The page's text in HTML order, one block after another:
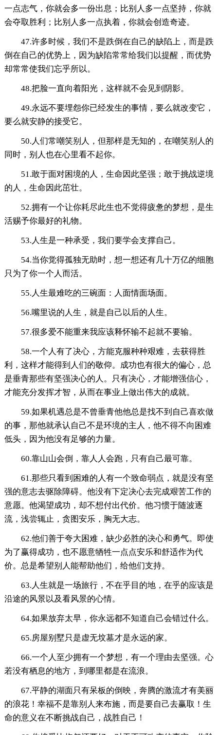
一点志气，你就会多一份出息；比别人多一点坚持，你就
会夺取胜利；比别人多一点执着，你就会创造奇迹。
47.许多时候，我们不是跌倒在自己的缺陷上，而是跌
倒在自己的优势上，因为缺陷常常给我们以提醒，而优势
却常常使我们忘乎所以。
48.把脸一直向着阳光，这样就不会见到阴影。
49.永远不要埋怨你已经发生的事情，要么就改变它，
要么就安静的接受它。
50.人们常嘲笑别人，但那样是无知的，在嘲笑别人的
同时，别人也在心里看不起你。
51.敢于面对困境的人，生命因此坚强；敢于挑战逆境
的人，生命因此茁壮。
52.拥有一个让你耗尽此生也不觉得疲惫的梦想，是生
活赐予你最好的礼物。
53.人生是一种承受，我们要学会支撑自己。
54.当你觉得孤独无助时，想一想还有几十万亿的细胞
只为了你一个人而活。
55.人生最难吃的三碗面：人面情面场面。
56.嘴里说的人生，就是自己以后的人生。
57.很多爱不能重来我应该释怀输不起就不要输。
58.一个人有了决心，方能克服种种艰难，去获得胜
利，这样才能得到人们的敬仰。成功也有很大的偏心，总
是垂青那些有坚强决心的人。只有决心，才能增强信心，
才能充分发挥才智，从而在事业上做出伟大的成就。
59.如果机遇总是不曾垂青他他总是找不到自己喜欢做
的事，那他就承认自己不是环境的主人，他不得不向困难
低头，因为他没有足够的力量。
60.靠山山会倒，靠人人会跑，只有自己最可靠。
61.那些只看到困难的人有一个致命弱点，就是没有坚
强的意志去驱除障碍。他没有下定决心去完成艰苦工作的
意愿。他渴望成功，却不想付出代价。他习惯于随波逐
流，浅尝辄止，贪图安乐，胸无大志。
62.他们善于夸大困难，缺少必胜的决心和勇气。即使
为了赢得成功，也不愿意牺牲一点点安乐和舒适作为代
价。总是希望别人能帮助他们，给他们支持。
63.人生就是一场旅行，不在乎目的地，在乎的应该是
沿途的风景以及看风景的心情。
64.如果放弃太早，你永远都不知道自己会错过什么。
65.房屋别墅只是虚无坟墓才是永远的家。
66.一个人至少拥有一个梦想，有一个理由去坚强。心
若没有栖息的地方，到哪里都是在流浪。
67.平静的湖面只有呆板的倒映，奔腾的激流才有美丽
的浪花！幸福不是靠别人来布施，而是要自己去赢取！生
命的意义在不断挑战自己，战胜自己！